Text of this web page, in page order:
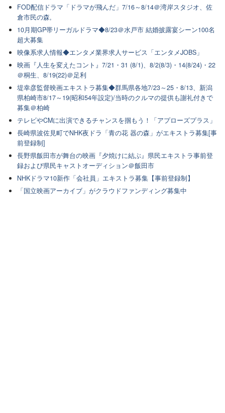
FOD配信ドラマ「ドラマが飛んだ」7/16～8/14＠湾岸スタジオ、佐
倉市民の森,
10月期GP帯リーガルドラマ◆8/23＠水戸市 結婚披露宴シーン100名
超大募集
映像系求人情報◆エンタメ業界求人サービス「エンタメJOBS」
映画『人生を変えたコント』7/21・31 (8/1)、8/2(8/3)・14(8/24)・22
＠桐生、8/19(22)＠足利
堤幸彦監督映画エキストラ募集◆群馬県各地7/23～25・8/13、新潟
県柏崎市8/17～19(昭和54年設定)/当時のクルマの提供も謝礼付きで
募集＠柏崎
テレビやCMに出演できるチャンスを掴もう！「アプローズプラス」
長崎県波佐見町でNHK夜ドラ「青の花 器の森」がエキストラ募集[事
前登録制]
長野県飯田市が舞台の映画『夕焼けに結ぶ』県民エキストラ事前登
録および県民キャストオーディション＠飯田市
NHKドラマ10新作「会社員」エキストラ募集【事前登録制】
「国立映画アーカイブ」がクラウドファンディング募集中